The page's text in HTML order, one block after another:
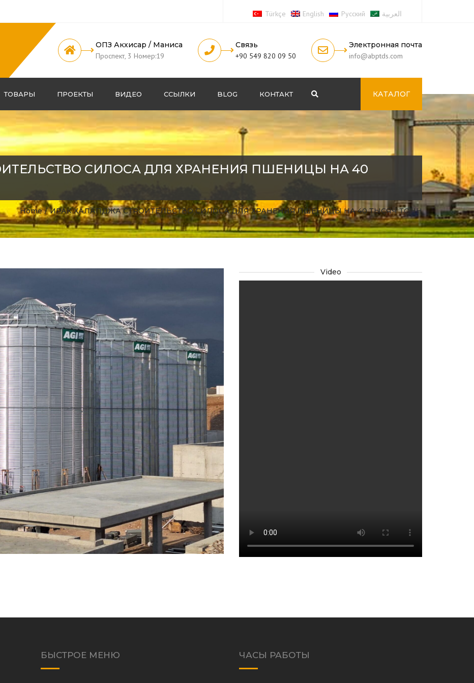
Türkçe English Русский العربية
ОПЗ Акхисар / Маниса
Проспект, 3 Номер:19
Связь
+90 549 820 09 50
Электронная почта
info@abptds.com
ТОВАРЫ ПРОЕКТЫ ВИДЕО ССЫЛКИ BLOG КОНТАКТ КАТАЛОГ
СИЛОСА ДЛЯ ХРАНЕНИЯ ПШЕНИЦЫ НА 40
Home ИРАК ХАЛАПДЖА СТРОИТЕЛЬСТВО СИЛОСА ДЛЯ ХРАНЕНИЯ ПШЕНИЦЫ НА 40 ТЫСЯЧ ТОНН
Video
БЫСТРОЕ МЕНЮ ЧАСЫ РАБОТЫ